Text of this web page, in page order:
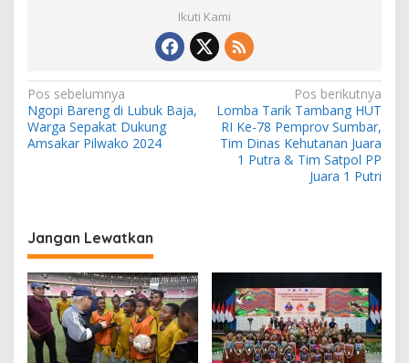
Ikuti Kami
N
a
v
a
s
i
p
o
s
Pos sebelumnya
Ngopi Bareng di Lubuk Baja,
Warga Sepakat Dukung
Amsakar Pilwako 2024
Pos berikutnya
Lomba Tarik Tambang HUT
RI Ke-78 Pemprov Sumbar,
Tim Dinas Kehutanan Juara
1 Putra & Tim Satpol PP
Juara 1 Putri
Jangan Lewatkan